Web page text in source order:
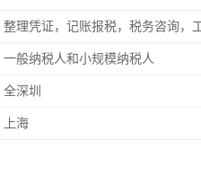
整理凭证，记账报税，税务咨询，
一般纳税人和小规模纳税人
全深圳
上海